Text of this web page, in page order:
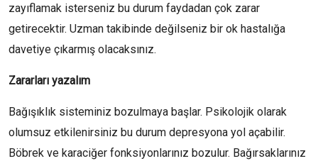
zayıflamak isterseniz bu durum faydadan çok zarar
getirecektir. Uzman takibinde değilseniz bir ok hastalığa
davetiye çıkarmış olacaksınız.
Zararları yazalım
Bağışıklık sisteminiz bozulmaya başlar. Psikolojik olarak
olumsuz etkilenirsiniz bu durum depresyona yol açabilir.
Böbrek ve karaciğer fonksiyonlarınız bozulur. Bağırsaklarınız